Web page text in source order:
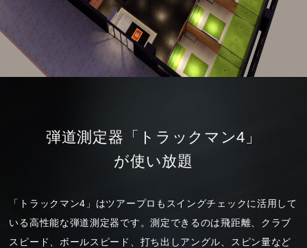
弾道測定器「トラックマン4」
が使い放題
「トラックマン4」はツアープロもスイングチェックに活用して
いる高性能な弾道測定器です。測定できるのは飛距離、クラブ
スピード、ボールスピード、打ち出しアングル、スピン量など